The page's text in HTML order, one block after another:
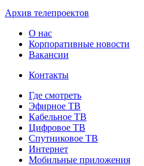
Архив телепроектов
О нас
Корпоративные новости
Вакансии
Контакты
Где смотреть
Эфирное ТВ
Кабельное ТВ
Цифровое ТВ
Спутниковое ТВ
Интернет
Мобильные приложения